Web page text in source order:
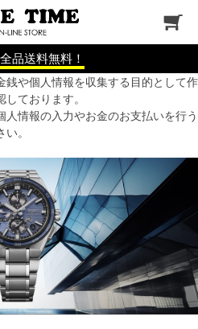
品送料無料！
銭や個人情報を収集する目的として作
ております。
人情報の入力やお金のお支払いを行う
い。